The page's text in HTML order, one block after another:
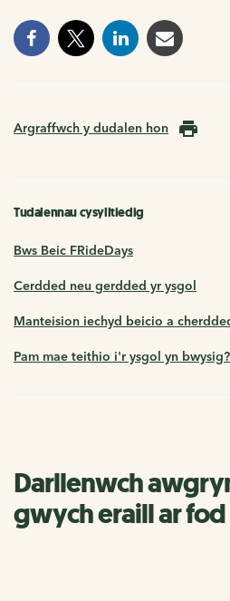
Argraffwch y dudalen hon
Tudalennau cysylltiedig
Bws Beic FRideDays
Cerdded neu gerdded yr ysgol
Manteision iechyd beicio a
Pam mae teithio i'r ysgol yn bwysig?
Darllenwch
gwych eraill ar